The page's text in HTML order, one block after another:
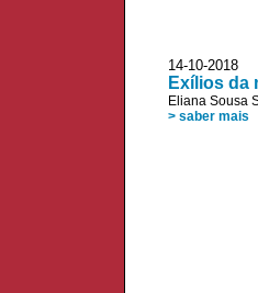
14-10-
Exílios da
Eliana Sousa
> saber mais